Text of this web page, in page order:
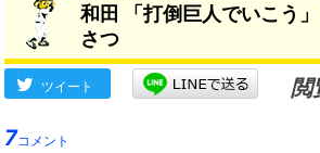
和田 「打倒巨人でいこう
さつ
ツイート
閲
7コメント